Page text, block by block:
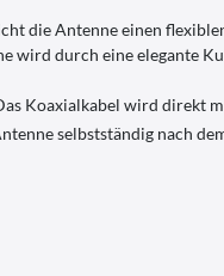
die Antenne einen
wird durch eine elegante
Koaxialkabel wird direkt
selbstständig nach